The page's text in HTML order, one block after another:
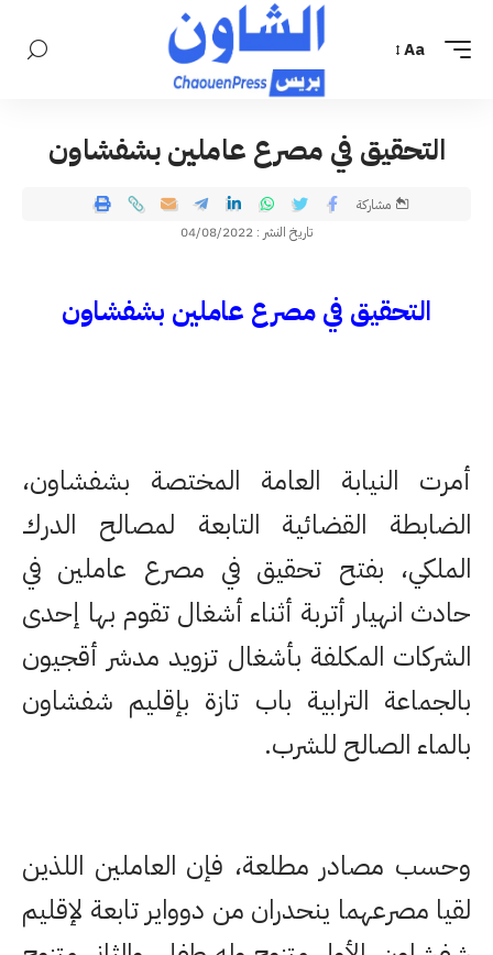
Aa
التحقيق في مصرع عاملين بشفشاون
تاريخ النشر : 04/08/2022
مشاركة
التحقيق في مصرع عاملين بشفشاون
أمرت النيابة العامة المختصة بشفشاون،
الضابطة القضائية التابعة لمصالح الدرك
الملكي، بفتح تحقيق في مصرع عاملين في
حادث انهيار أتربة أثناء أشغال تقوم بها إحدى
الشركات المكلفة بأشغال تزويد مدشر أقجيون
بالجماعة الترابية باب تازة بإقليم شفشاون
بالماء الصالح للشرب.
وحسب مصادر مطلعة، فإن العاملين اللذين
لقيا مصرعهما ينحدران من دوواير تابعة لإقليم